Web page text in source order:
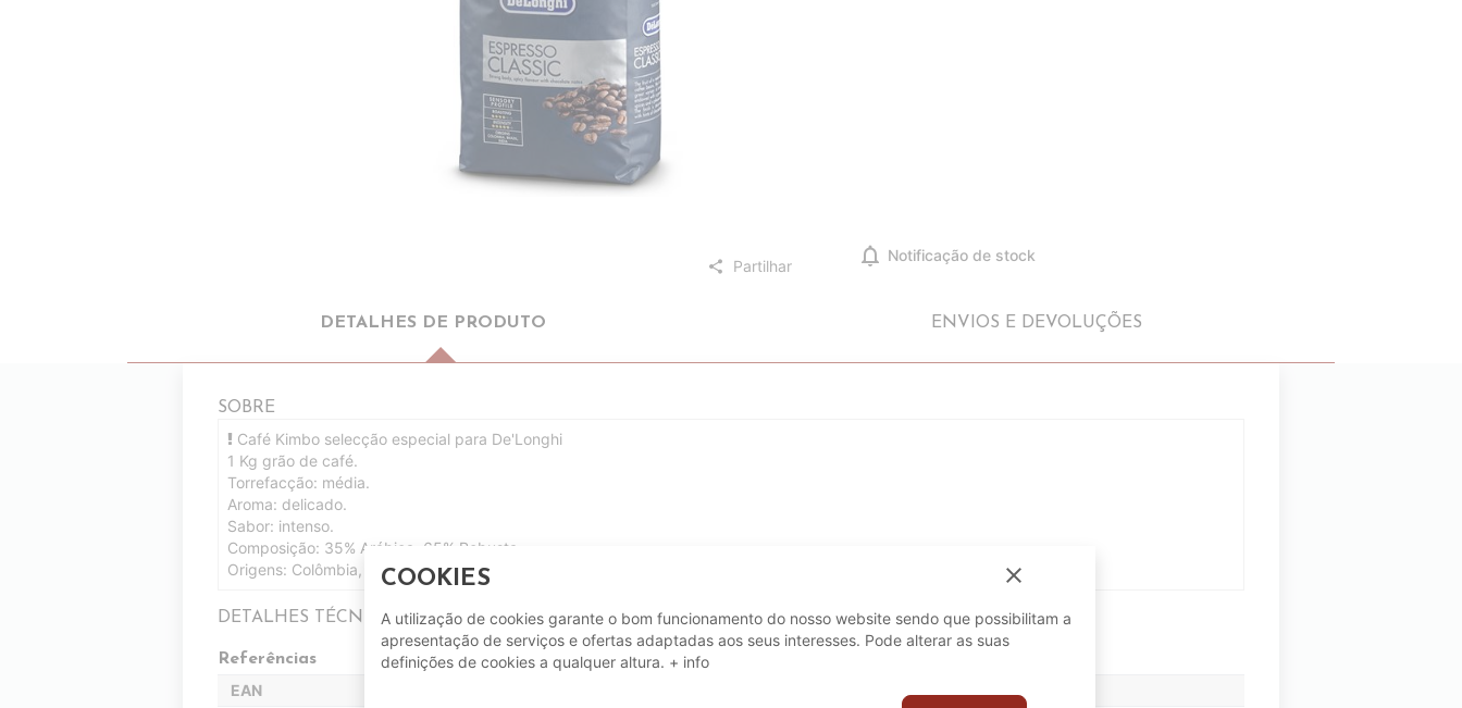
share Partilhar notifications Notificação de stock
DETALHES DE PRODUTO ENVIOS E DEVOLUÇÕES
SOBRE
Café Kimbo selecção especial para De'Longhi
1 Kg grão de café.
Torrefacção: média.
Aroma: delicado.
Sabor: intenso.
Composição: 35% Arábica, 65% Robusta.
Origens: Colômbia, Brasil, India.
DETALHES TÉCNICOS
Referências
EAN
COOKIES close
A utilização de cookies garante o bom funcionamento do nosso website sendo que possibilitam a
apresentação de serviços e ofertas adaptadas aos seus interesses. Pode alterar as suas
definições de cookies a qualquer altura. + info